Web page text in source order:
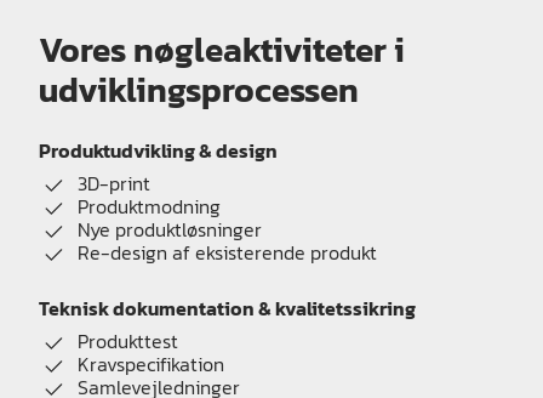
Vores nøgleaktiviteter i
udviklingsprocessen
Produktudvikling & design
3D-print
Produktmodning
Nye produktløsninger
Re-design af eksisterende produkt
Teknisk dokumentation & kvalitetssikring
Produkttest
Kravspecifikation
Samlevejledninger